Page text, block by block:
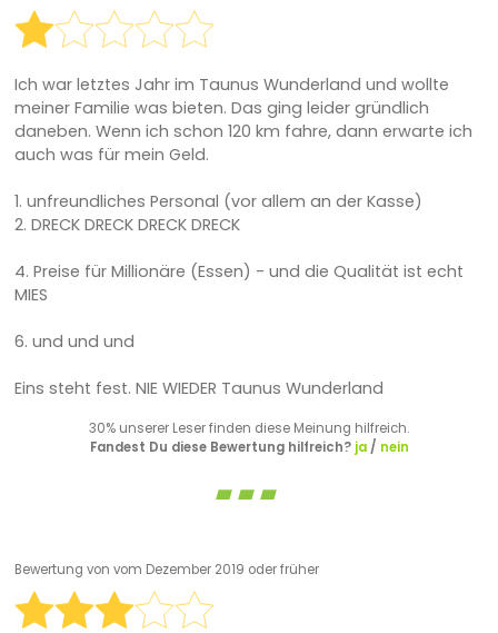
Ich war letztes Jahr im Taunus Wunderland und wollte
meiner Familie was bieten. Das ging leider gründlich
daneben. Wenn ich schon 120 km fahre, dann erwarte ich
auch was für mein Geld.
1. unfreundliches Personal (vor allem an der Kasse)
2. DRECK DRECK DRECK DRECK
4. Preise für Millionäre (Essen) - und die Qualität ist echt
MIES
6. und und und
Eins steht fest. NIE WIEDER Taunus Wunderland
30% unserer Leser finden diese Meinung hilfreich.
Fandest Du diese Bewertung hilfreich? ja/ nein
Bewertung von vom Dezember 2019 oder früher